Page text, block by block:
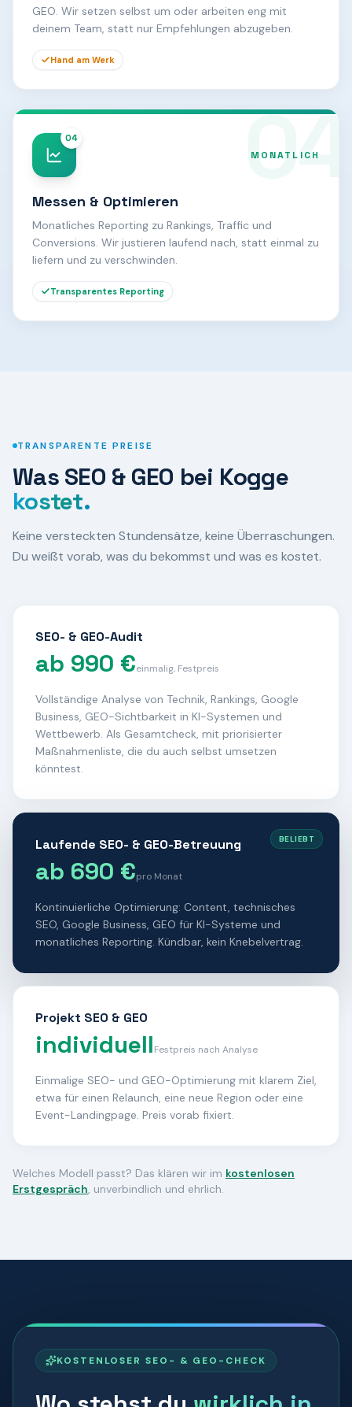
GEO. Wir setzen selbst um oder arbeiten eng mit
deinem Team, statt nur Empfehlungen abzugeben.
Hand am Werk
04
04
MONATLICH
Messen & Optimieren
Monatliches Reporting zu Rankings, Traffic und
Conversions. Wir justieren laufend nach, statt einmal zu
liefern und zu verschwinden.
Transparentes Reporting
TRANSPARENTE PREISE
Was SEO & GEO bei Kogge
kostet.
Keine versteckten Stundensätze, keine Überraschungen.
Du weißt vorab, was du bekommst und was es kostet.
SEO- & GEO-Audit
ab 990 €einmalig, Festpreis
Vollständige Analyse von Technik, Rankings, Google
Business, GEO-Sichtbarkeit in KI-Systemen und
Wettbewerb. Als Gesamtcheck, mit priorisierter
Maßnahmenliste, die du auch selbst umsetzen
könntest.
BELIEBT
Laufende SEO- & GEO-Betreuung
ab 690 €pro Monat
Kontinuierliche Optimierung: Content, technisches
SEO, Google Business, GEO für KI-Systeme und
monatliches Reporting. Kündbar, kein Knebelvertrag.
Projekt SEO & GEO
individuellFestpreis nach Analyse
Einmalige SEO- und GEO-Optimierung mit klarem Ziel,
etwa für einen Relaunch, eine neue Region oder eine
Event-Landingpage. Preis vorab fixiert.
Welches Modell passt? Das klären wir im kostenlosen
Erstgespräch, unverbindlich und ehrlich.
KOSTENLOSER SEO- & GEO-CHECK